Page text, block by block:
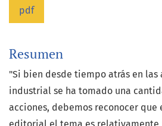
pdf
Resumen
"Si bien desde tiempo atrás en
industrial se ha tomado una
acciones, debemos reconocer que